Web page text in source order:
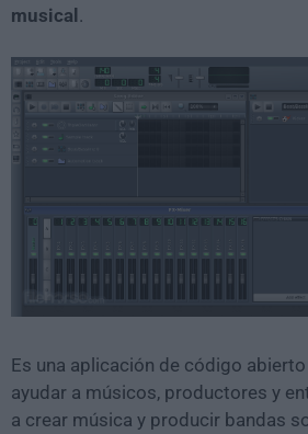
musical .
Es una aplicación de código
ayudar a músicos, productores y
a crear música y producir bandas